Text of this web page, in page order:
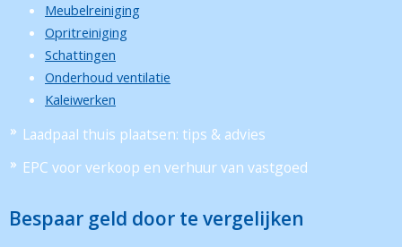
Meubelreiniging
Opritreiniging
Schattingen
Onderhoud ventilatie
Kaleiwerken
Laadpaal thuis plaatsen: tips & advies
EPC voor verkoop en verhuur van vastgoed
Bespaar geld door te vergelijken